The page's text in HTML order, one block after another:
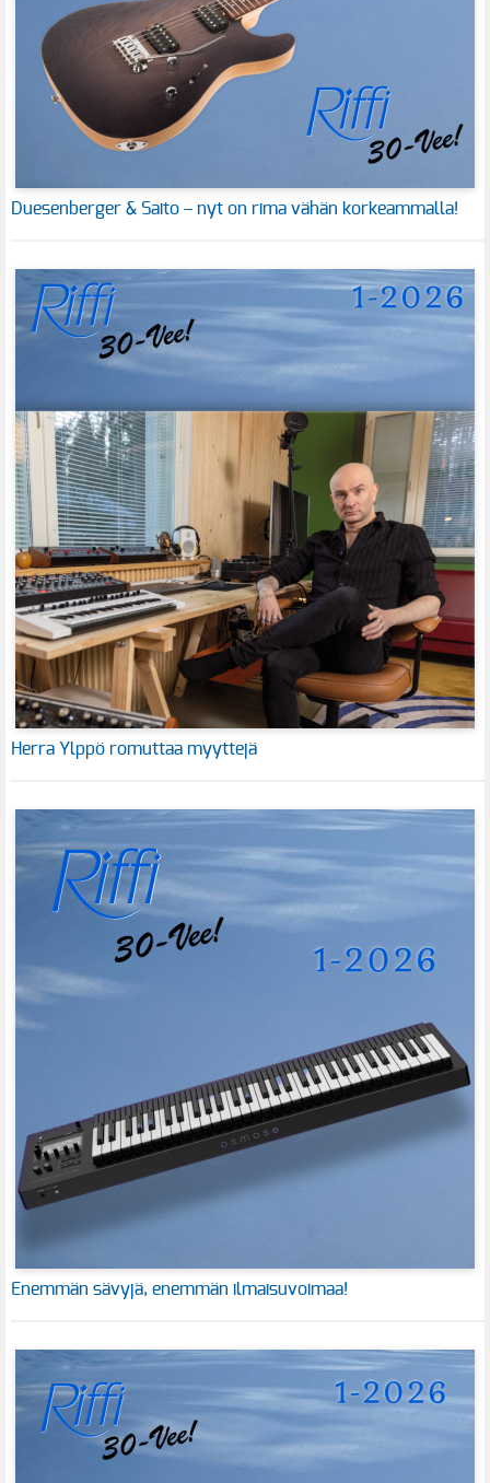
Duesenberger & Saito – nyt on rima vähän korkeammalla!
Herra Ylppö romuttaa myyttejä
Enemmän sävyjä, enemmän ilmaisuvoimaa!